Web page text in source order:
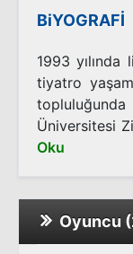
BiYOGRAFİ
1993
tiyatro
topluluğunda
Üniversitesi
Oku
Oyuncu